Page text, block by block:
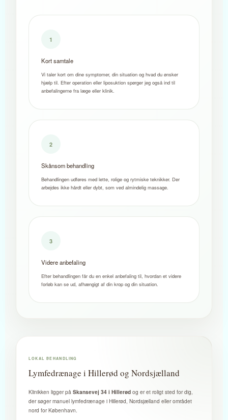
1
Kort samtale
Vi taler kort om dine symptomer, din situation og hvad du ønsker
hjælp til. Efter operation eller liposuktion spørger jeg også ind til
anbefalingerne fra læge eller klinik.
2
Skånsom behandling
Behandlingen udføres med lette, rolige og rytmiske teknikker. Der
arbejdes ikke hårdt eller dybt, som ved almindelig massage.
3
Videre anbefaling
Efter behandlingen får du en enkel anbefaling til, hvordan et videre
forløb kan se ud, afhængigt af din krop og din situation.
LOKAL BEHANDLING
Lymfedrænage i Hillerød og Nordsjælland
Klinikken ligger påSkansevej 34 i Hillerød og er et roligt sted for dig,
der søger manuel lymfedrænage i Hillerød, Nordsjælland eller området
nord for København.